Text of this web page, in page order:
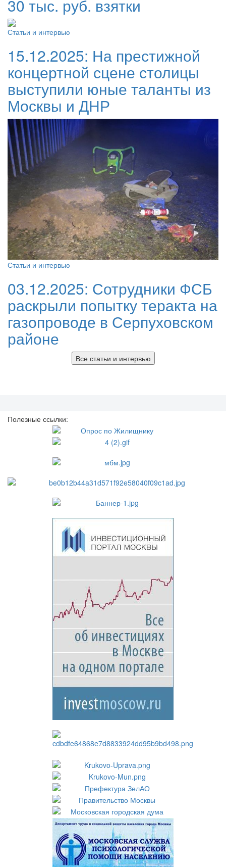
30 тыс. руб. взятки
Статьи и интервью
15.12.2025: На престижной
концертной сцене столицы
выступили юные таланты из
Москвы и ДНР
Статьи и интервью
03.12.2025: Сотрудники ФСБ
раскрыли попытку теракта на
газопроводе в Серпуховском
районе
Все статьи и интервью
Полезные ссылки: